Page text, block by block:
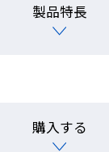
製品特長
購入する